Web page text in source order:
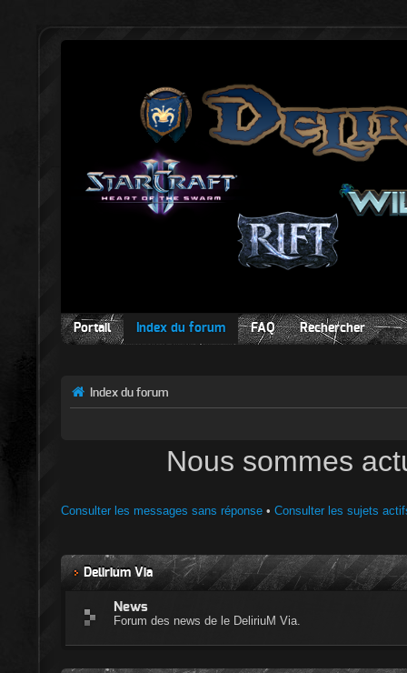
Portail Index du forum FAQ Rechercher
Index du forum
Nous sommes
Consulter les messages sans réponse • Consulter les sujets
Delirium Via
News
Forum des news de le DeliriuM Via.